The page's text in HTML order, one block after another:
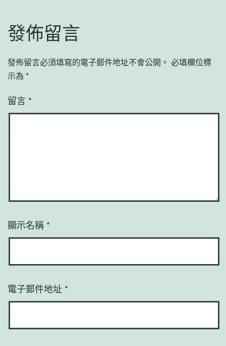
發佈留言
發佈留言必須填寫的電子郵件地址不會公開。 必填欄位標
示為 *
留言 *
顯示名稱 *
電子郵件地址 *